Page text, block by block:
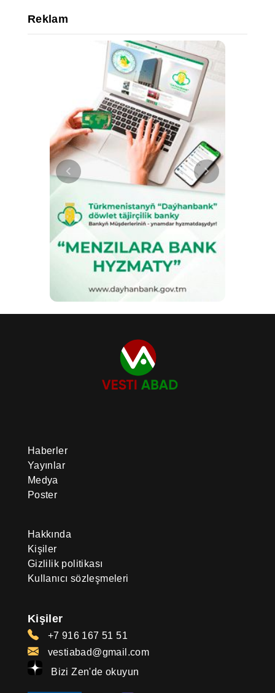
Reklam
Haberler
Yayınlar
Medya
Poster
Hakkında
Kişiler
Gizlilik politikası
Kullanıcı sözleşmeleri
Kişiler
+7 916 167 51 51
vestiabad@gmail.com
Bizi Zen'de okuyun